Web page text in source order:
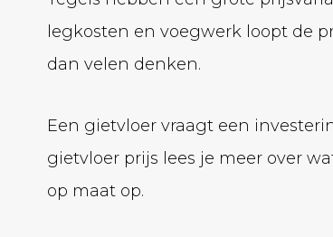
legkosten en voegwerk loopt de
dan velen denken.
Een gietvloer vraagt een
gietvloer prijs lees je meer over
op maat op.